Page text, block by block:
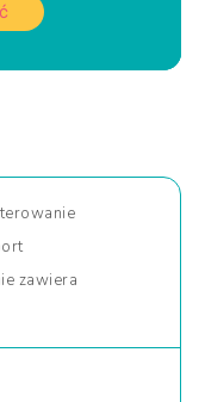
zawiera